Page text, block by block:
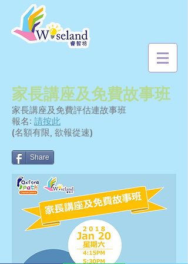
家長講座及免費故事班
家長講座及免費評估連故事班
報名: 請按此
(名額有限, 欲報從速)
Share